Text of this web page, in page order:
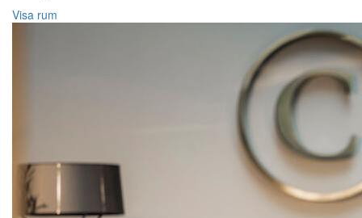
Visa rum